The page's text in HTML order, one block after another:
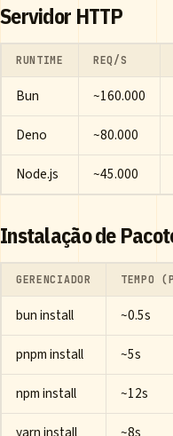
Servidor HTTP
RUNTIME REQ/S
Bun ~160.000
Deno
~80.000
Node.js
~45.000
Instalação de
GERENCIADOR TEMPO
bun install
~0.5s
pnpm install
~5s
npm install
~12s